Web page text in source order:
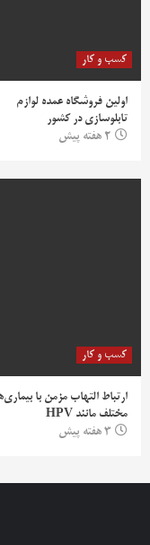
کسب و کار
اولین فروشگاه عمده لوازم
تابلوسازی در کشور
2 هفته پیش
کسب و کار
ارتباط التهاب مزمن با
مختلف مانند HPV
3 هفته پیش